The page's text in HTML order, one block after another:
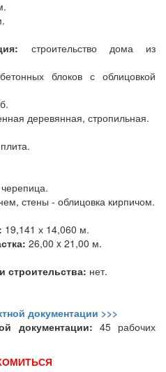
строительство дома из
блоков с облицовкой
деревянная, стропильная.
стены - облицовка кирпичом.
19,141 х 14,060 м.
26,00 x 21,00 м.
строительства: нет.
документации >>>
документации: 45 рабочих